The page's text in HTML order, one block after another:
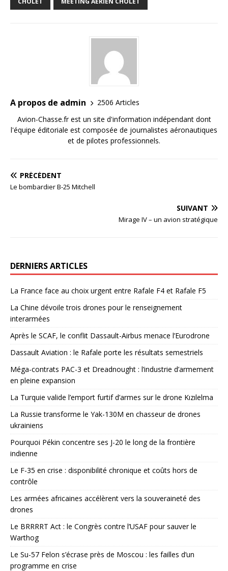
A propos de admin
2506 Articles
Avion-Chasse.fr est un site d'information indépendant dont
l'équipe éditoriale est composée de journalistes aéronautiques
et de pilotes professionnels.
PRÉCÉDENT
Le bombardier B-25 Mitchell
SUIVANT
Mirage IV – un avion stratégique
DERNIERS ARTICLES
La France face au choix urgent entre Rafale F4 et Rafale F5
La Chine dévoile trois drones pour le renseignement
interarmées
Après le SCAF, le conflit Dassault-Airbus menace l’Eurodrone
Dassault Aviation : le Rafale porte les résultats semestriels
Méga-contrats PAC-3 et Dreadnought : l’industrie d’armement
en pleine expansion
La Turquie valide l’emport furtif d’armes sur le drone Kızılelma
La Russie transforme le Yak-130M en chasseur de drones
ukrainiens
Pourquoi Pékin concentre ses J-20 le long de la frontière
indienne
Le F-35 en crise : disponibilité chronique et coûts hors de
contrôle
Les armées africaines accélèrent vers la souveraineté des
drones
Le BRRRRT Act : le Congrès contre l’USAF pour sauver le
Warthog
Le Su-57 Felon s’écrase près de Moscou : les failles d’un
programme en crise